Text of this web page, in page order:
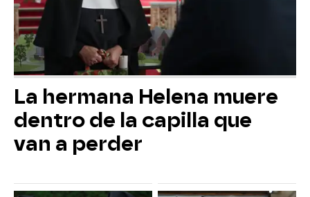
La hermana Helena muere
dentro de la capilla que
van a perder